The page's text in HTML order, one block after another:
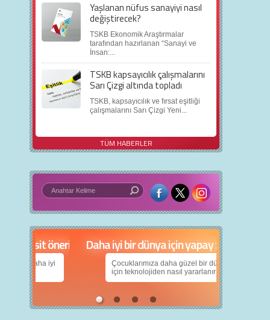
Yaşlanan nüfus sanayiyi nasıl
değiştirecek?
TSKB Ekonomik Araştırmalar
tarafından hazırlanan “Sanayi ve
İnsan:...
TSKB kapsayıcılık çalışmalarını
Sarı Çizgi altında topladı
TSKB, kapsayıcılık ve fırsat eşitliği
çalışmalarını Sarı Çizgi Yeni...
TÜM HABERLER
5 basit öneri
daha iyi
Daha iyi bir dünya için yapay zekâ
Çocuklarımıza daha güzel bir dünya bırakabilmek
için teknolojiden nasıl yararlanırız?